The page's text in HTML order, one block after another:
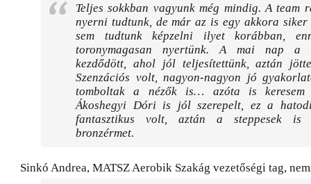
Teljes sokkban vagyunk még mindig. A team
nyerni tudtunk, de már az is egy akkora
sem tudtunk képzelni ilyet korábban,
toronymagasan nyertünk. A mai nap a
kezdődött, ahol jól teljesítettünk, aztán
Szenzációs volt, nagyon-nagyon jó
tomboltak a nézők is… azóta is keresem
Ákoshegyi Dóri is jól szerepelt, ez a
fantasztikus volt, aztán a steppesek is
bronzérmet.
Sinkó Andrea, MATSZ Aerobik Szakág vezetőségi tag,